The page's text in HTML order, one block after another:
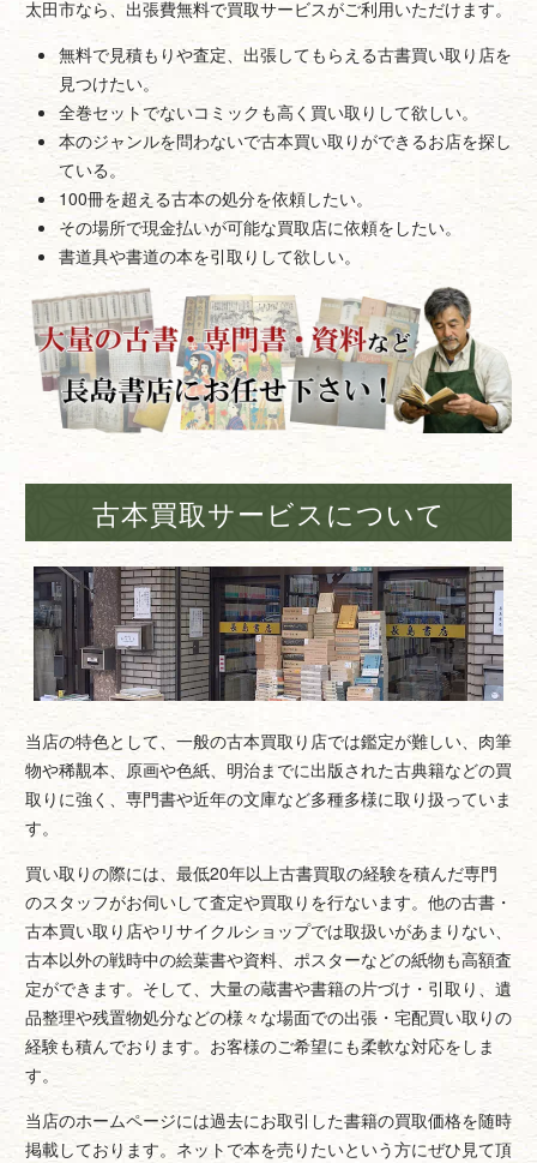
太田市なら、出張費無料で買取サービスがご利用いただけます。
無料で見積もりや査定、出張してもらえる古書買い取り店を
見つけたい。
全巻セットでないコミックも高く買い取りして欲しい。
本のジャンルを問わないで古本買い取りができるお店を探し
ている。
100冊を超える古本の処分を依頼したい。
その場所で現金払いが可能な買取店に依頼をしたい。
書道具や書道の本を引取りして欲しい。
古本買取サービスについて
当店の特色として、一般の古本買取り店では鑑定が難しい、肉筆
物や稀覯本、原画や色紙、明治までに出版された古典籍などの買
取りに強く、専門書や近年の文庫など多種多様に取り扱っていま
す。
買い取りの際には、最低20年以上古書買取の経験を積んだ専門
のスタッフがお伺いして査定や買取りを行ないます。他の古書・
古本買い取り店やリサイクルショップでは取扱いがあまりない、
古本以外の戦時中の絵葉書や資料、ポスターなどの紙物も高額査
定ができます。そして、大量の蔵書や書籍の片づけ・引取り、遺
品整理や残置物処分などの様々な場面での出張・宅配買い取りの
経験も積んでおります。お客様のご希望にも柔軟な対応をしま
す。
当店のホームページには過去にお取引した書籍の買取価格を随時
掲載しております。ネットで本を売りたいという方にぜひ見て頂